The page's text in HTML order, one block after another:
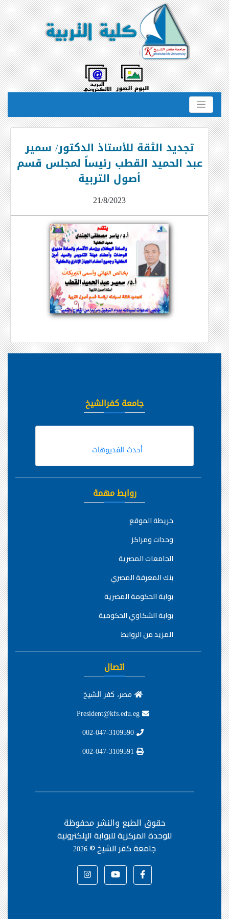
تجديد الثقة للأستاذ الدكتور/ سمير
عبد الحميد القطب رئيساً لمجلس قسم
أصول التربية
21/8/2023
جامعة كفرالشيخ
أحدث الفديوهات
روابط مهمة
خريطة الموقع
وحدات ومراكز
الجامعات المصرية
بنك المعرفة المصري
بوابة الحكومة المصرية
بوابة الشكاوي الحكومية
المزيد من الروابط
اتصال
مصر، كفر الشيخ
حقوق الطبع والنشر محفوظة
للوحدة المركزية للبوابة الإلكترونية
جامعة كفر الشيخ ©2026